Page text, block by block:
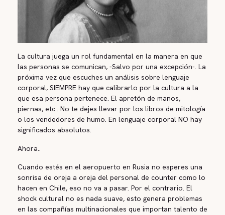
La cultura juega un rol fundamental en la manera en que
las personas se comunican, -Salvo por una excepción-. La
próxima vez que escuches un análisis sobre lenguaje
corporal, SIEMPRE hay que calibrarlo por la cultura a la
que esa persona pertenece. El apretón de manos,
piernas, etc.. No te dejes llevar por los libros de mitología
o los vendedores de humo. En lenguaje corporal NO hay
significados absolutos.
Ahora..
Cuando estés en el aeropuerto en Rusia no esperes una
sonrisa de oreja a oreja del personal de counter como lo
hacen en Chile, eso no va a pasar. Por el contrario. El
shock cultural no es nada suave, esto genera problemas
en las compañías multinacionales que importan talento de